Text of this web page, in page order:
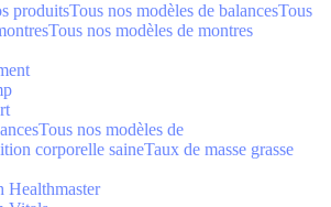
produitsTous nos modèles de balancesTous
Tous nos modèles de montres
Tous nos modèles de
corporelle saineTaux de masse grasse
Healthmaster